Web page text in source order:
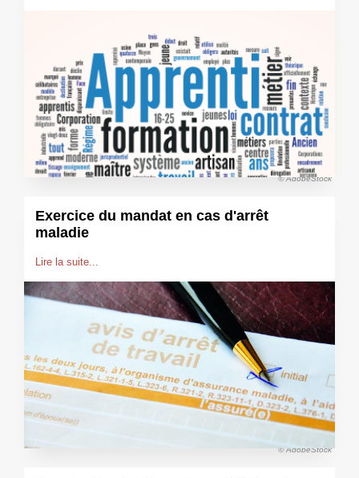
© AdobeStock
Exercice du mandat en cas d'arrêt
maladie
Lire la suite...
© AdobeStock